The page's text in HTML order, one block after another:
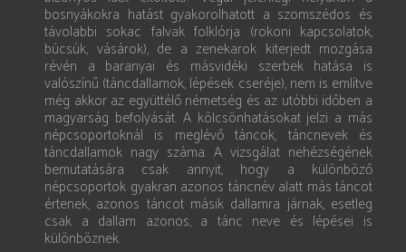
bosnyákokra hatást gyakorolhatott a szomszédos és
távolabbi sokac falvak folklórja (rokoni kapcsolatok,
búcsúk, vásárok), de a zenekarok kiterjedt mozgása
révén a baranyai és másvidéki szerbek hatása is
valószínű (táncdallamok, lépések cseréje), nem is említve
még akkor az együttélő németség és az utóbbi időben a
magyarság befolyását. A kölcsönhatásokat jelzi a más
népcsoportoknál is meglévő táncok, táncnevek és
táncdallamok nagy száma. A vizsgálat nehézségének
bemutatására csak annyit, hogy a különböző
népcsoportok gyakran azonos táncnév alatt más táncot
értenek, azonos táncot másik dallamra járnak, esetleg
csak a dallam azonos, a tánc neve és lépései is
különböznek.